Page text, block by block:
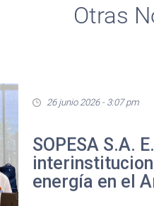
Otras
26 junio 2026 - 3:07 pm
SOPESA S.A.
energía en el